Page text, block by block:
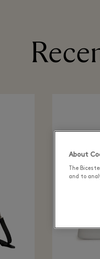
About
The
and to